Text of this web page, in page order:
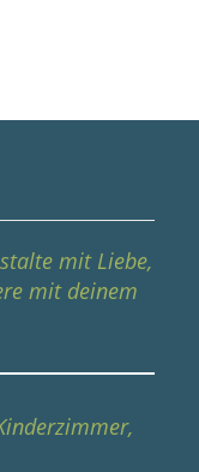
mit Liebe,
mit deinem